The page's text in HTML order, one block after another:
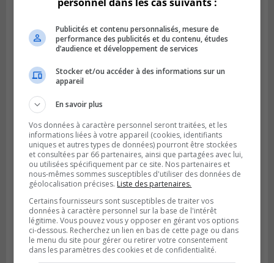
BROSSARD
Publié le 2 août 2026 à 12h12
Le Festin culturel rassemblera les familles
à Brossard
Publié le 1 août 2026 à 16h03
Le Festival Kaput propose des activités
récupératrices
Publicités et contenu personnalisés, mesure de
performance des publicités et du contenu, études
d’audience et développement de services
Stocker et/ou accéder à des informations sur un
appareil
En savoir plus
Vos données à caractère personnel seront traitées, et les
informations liées à votre appareil (cookies, identifiants
uniques et autres types de données) pourront être stockées
et consultées par 66 partenaires, ainsi que partagées avec lui,
ou utilisées spécifiquement par ce site. Nos partenaires et
nous-mêmes sommes susceptibles d'utiliser des données de
géolocalisation précises. Liste des partenaires.
Certains fournisseurs sont susceptibles de traiter vos
données à caractère personnel sur la base de l'intérêt
légitime. Vous pouvez vous y opposer en gérant vos options
ci-dessous. Recherchez un lien en bas de cette page ou dans
le menu du site pour gérer ou retirer votre consentement
dans les paramètres des cookies et de confidentialité.